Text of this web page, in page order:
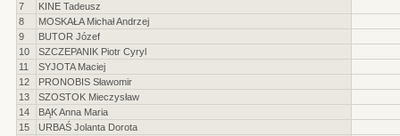
7
KINE Tadeusz
8
MOSKAŁA Michał Andrzej
9
BUTOR Józef
10
SZCZEPANIK Piotr Cyryl
11
SYJOTA Maciej
12
PRONOBIS Sławomir
13
SZOSTOK Mieczysław
14
BĄK Anna Maria
15
URBAŚ Jolanta Dorota